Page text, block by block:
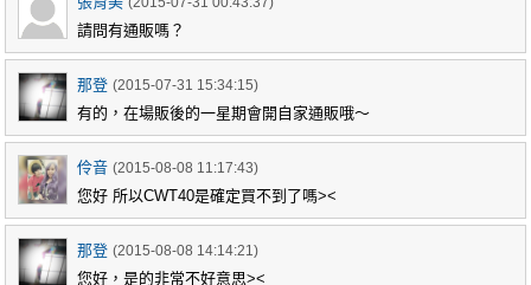
請問有通販嗎？
那登 (2015-07-31 15:34:15)
有的，在場販後的一星期會開自家通販哦～
伶音 (2015-08-08 11:17:43)
您好 所以CWT40是確定買不到了嗎><
那登 (2015-08-08 14:14:21)
您好，是的非常不好意思><